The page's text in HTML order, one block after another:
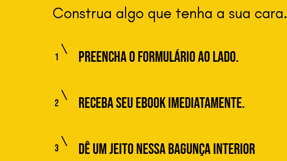
Construa algo que tenha a sua cara.
1 preencha o formulário ao lado.
2 receba seu ebook imediatamente.
3
Dê um jeito nessa bagunça interior